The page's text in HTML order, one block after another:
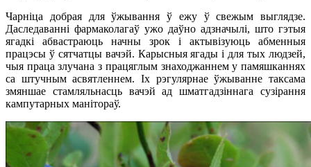
Чарніца добрая для ўжывання ў ежу ў свежым выглядзе.
Даследаванні фармаколагаў ужо даўно адзначылі, што гэтыя
ягадкі абвастраюць начны зрок і актывізуюць абменныя
працэсы ў сятчатцы вачэй. Карысныя ягады і для тых людзей,
чыя праца злучана з працяглым знаходжаннем у памяшканнях
са штучным асвятленнем. Іх рэгулярнае ўжыванне таксама
змяншае стамляльнасць вачэй ад шматгадзіннага сузірання
кампутарных манітораў.